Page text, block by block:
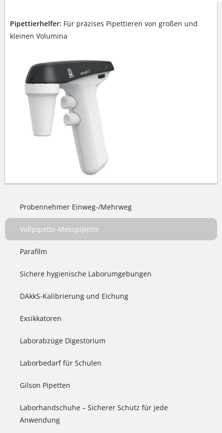
Pipettierhelfer: Für präzises Pipettieren von großen und
kleinen Volumina
Probennehmer Einweg-/Mehrweg
Vollpipette-Messpipette
Parafilm
Sichere hygienische Laborumgebungen
DAkkS-Kalibrierung und Eichung
Exsikkatoren
Laborabzüge Digestorium
Laborbedarf für Schulen
Gilson Pipetten
Laborhandschuhe – Sicherer Schutz für jede
Anwendung